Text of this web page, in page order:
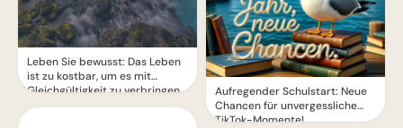
Leben Sie bewusst: Das Leben
ist zu kostbar, um es mit
Gleichgültigkeit zu verbringen
Aufregender Schulstart: Neue
Chancen für unvergessliche
TikTok-Momente!